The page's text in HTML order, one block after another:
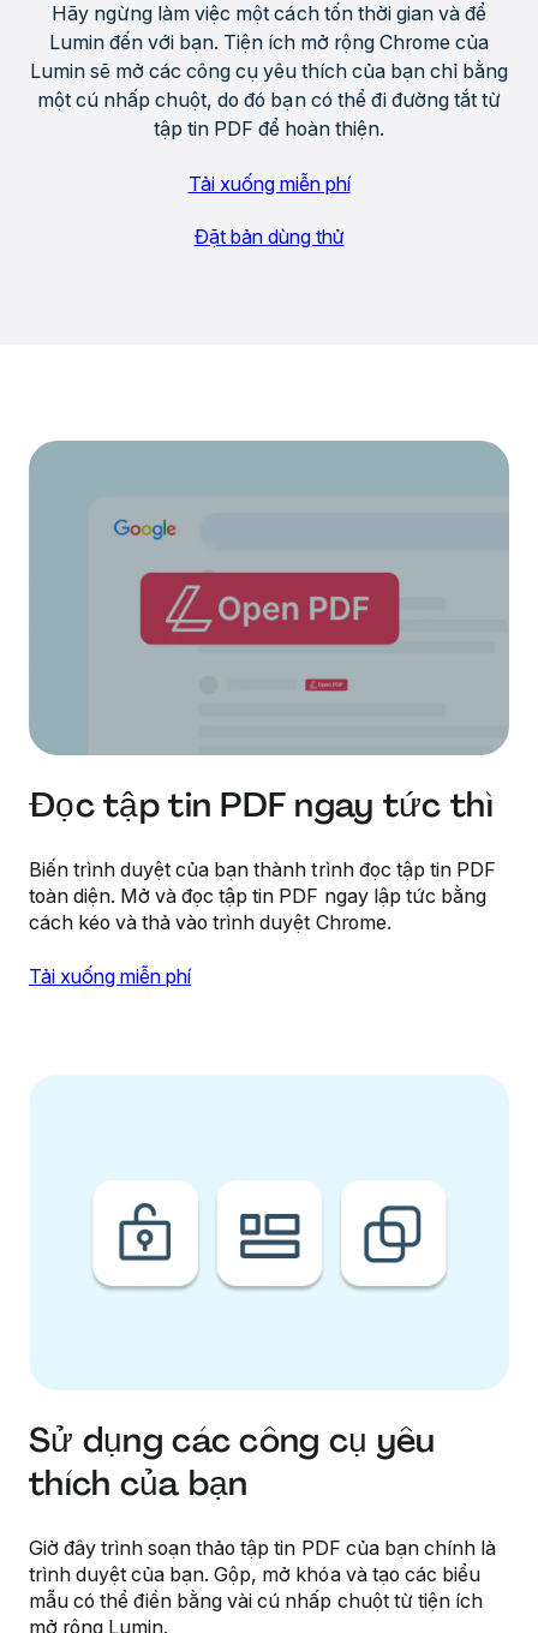
Hãy ngừng làm việc một cách tốn thời gian và để
Lumin đến với bạn. Tiện ích mở rộng Chrome của
Lumin sẽ mở các công cụ yêu thích của bạn chỉ bằng
một cú nhấp chuột, do đó bạn có thể đi đường tắt từ
tập tin PDF để hoàn thiện.
Tải xuống miễn phí
Đặt bản dùng thử
Đọc tập tin PDF ngay tức thì
Biến trình duyệt của bạn thành trình đọc tập tin PDF
toàn diện. Mở và đọc tập tin PDF ngay lập tức bằng
cách kéo và thả vào trình duyệt Chrome.
Tải xuống miễn phí
Sử dụng các công cụ yêu
thích của bạn
Giờ đây trình soạn thảo tập tin PDF của bạn chính là
trình duyệt của bạn. Gộp, mở khóa và tạo các biểu
mẫu có thể điền bằng vài cú nhấp chuột từ tiện ích
mở rộng Lumin.